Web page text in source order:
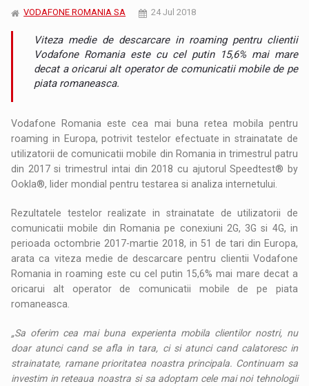
VODAFONE ROMANIA SA 24 Jul 2018
Viteza medie de descarcare in roaming pentru clientii
Vodafone Romania este cu cel putin 15,6% mai mare
decat a oricarui alt operator de comunicatii mobile de pe
piata romaneasca.
Vodafone Romania este cea mai buna retea mobila pentru
roaming in Europa, potrivit testelor efectuate in strainatate de
utilizatorii de comunicatii mobile din Romania in trimestrul patru
din 2017 si trimestrul intai din 2018 cu ajutorul Speedtest® by
Ookla®, lider mondial pentru testarea si analiza internetului.
Rezultatele testelor realizate in strainatate de utilizatorii de
comunicatii mobile din Romania pe conexiuni 2G, 3G si 4G, in
perioada octombrie 2017-martie 2018, in 51 de tari din Europa,
arata ca viteza medie de descarcare pentru clientii Vodafone
Romania in roaming este cu cel putin 15,6% mai mare decat a
oricarui alt operator de comunicatii mobile de pe piata
romaneasca.
„Sa oferim cea mai buna experienta mobila clientilor nostri, nu
doar atunci cand se afla in tara, ci si atunci cand calatoresc in
strainatate, ramane prioritatea noastra principala. Continuam sa
investim in reteaua noastra si sa adoptam cele mai noi tehnologii